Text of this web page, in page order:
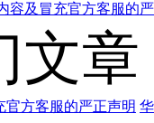
容及冒充官方客服的
文章
官方客服的严正声明